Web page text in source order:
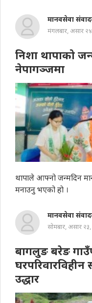
मानवसेवा
मंगलबार, असार
निशा थापाको
नेपागञ्जमा
थापाले आफ्नो जन्मदिन
मनाउनु भएको हाे ।
मानवसेवा
सोमबार, असार
बागलुङ बरेङ
घरपरिवारविहीन
उद्धार